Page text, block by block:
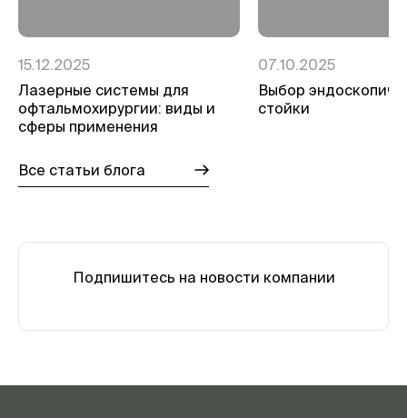
15.12.2025
Лазерные системы для
офтальмохирургии: виды и
сферы применения
07.10.2025
Выбор
стойки
Все статьи блога
Подпишитесь на новости компании